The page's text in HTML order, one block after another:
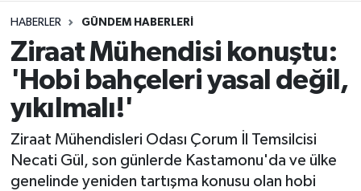
HABERLER GÜNDEM HABERLERI
Ziraat Mühendisi konuştu:
'Hobi bahçeleri yasal değil,
yıkılmalı!'
Ziraat Mühendisleri Odası Çorum İl Temsilcisi
Necati Gül, son günlerde Kastamonu'da ve ülke
genelinde yeniden tartışma konusu olan hobi
Araç Haberleri
Azdavay Haberleri
Bozkurt Haberleri